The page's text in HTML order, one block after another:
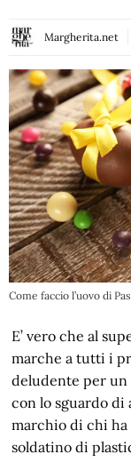
Margherita.net
Come faccio l’uovo di
E’ vero che al
marche a tutti i
deludente per un
con lo sguardo di
marchio di chi ha
soldatino di